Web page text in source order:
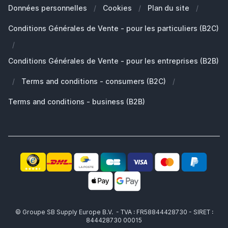
Clients Professionals (B2B)
Pas satisfait? Le produit vous est remboursé!
Travailler chez SB Supply
Mon compte
Données personnelles / Cookies / Plan du site /
Conditions Générales de Vente - pour les particuliers (B2C)
/
Conditions Générales de Vente - pour les entreprises (B2B)
/ Terms and conditions - consumers (B2C) /
Terms and conditions - business (B2B)
© Groupe SB Supply Europe B.V. - TVA : FR58844428730 - SIRET :
844428730 00015